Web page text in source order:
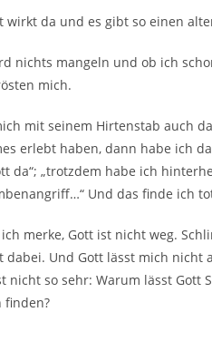
wirkt da und es gibt so einen
nichts mangeln und ob ich
mich.
mit seinem Hirtenstab auch
erlebt haben, dann habe ich
da“; „trotzdem habe ich
Und das finde ich
merke, Gott ist nicht weg.
Und Gott lässt mich nicht
nicht so sehr: Warum lässt Gott
finden?